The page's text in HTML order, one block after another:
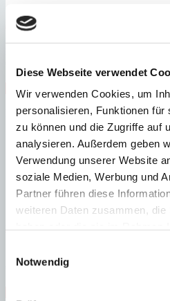
Diese Webseite verwendet
Wir verwenden Cookies, um
personalisieren, Funktionen für
zu können und die Zugriffe auf
analysieren. Außerdem geben
Verwendung unserer Website
soziale Medien, Werbung und
Partner führen diese
weiteren Daten zusammen, die
Notwendig
Santa Ponsa Meerblick-Villa im Ist-
Ref:27537
Immobilie anzeigen
Schlafzimmer 4 Badezimmer 4
Fläche 485 m²
Schlafzimmer 4 Badezimmer 4
485 m² Baujahr 1985
PalmaExklusives Designer-Apartment
Preis
1.590.000